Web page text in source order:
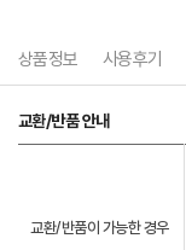
상품정보 사용후기
교환/반품 안내
교환/반품이 가능한 경우